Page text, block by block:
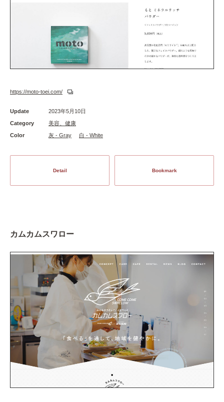
https://moto-toei.com/
Update
2023年5月10日
Category
美容、健康
Color
灰 - Gray 白 - White
Detail Bookmark
カムカムスワロー